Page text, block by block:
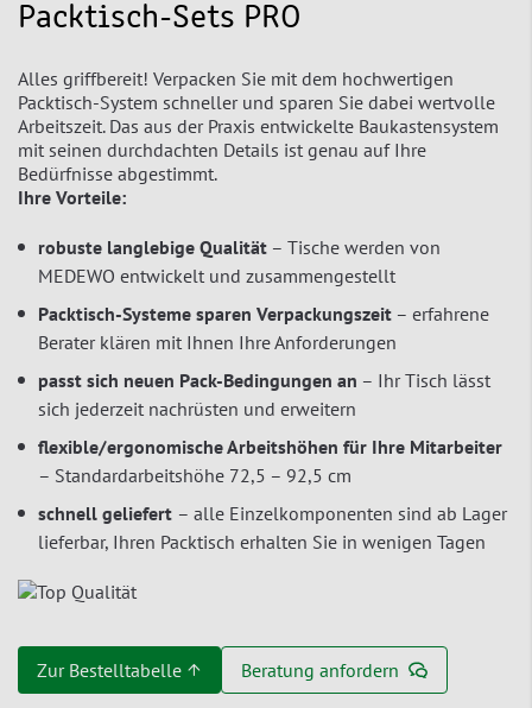
Packtisch-Sets PRO
Alles griffbereit! Verpacken Sie mit dem hochwertigen
Packtisch-System schneller und sparen Sie dabei wertvolle
Arbeitszeit. Das aus der Praxis entwickelte Baukastensystem
mit seinen durchdachten Details ist genau auf Ihre
Bedürfnisse abgestimmt.
Ihre Vorteile:
robuste langlebige Qualität – Tische werden von
MEDEWO entwickelt und zusammengestellt
Packtisch-Systeme sparen Verpackungszeit – erfahrene
Berater klären mit Ihnen Ihre Anforderungen
passt sich neuen Pack-Bedingungen an – Ihr Tisch lässt
sich jederzeit nachrüsten und erweitern
flexible/ergonomische Arbeitshöhen für Ihre Mitarbeiter
– Standardarbeitshöhe 72,5 – 92,5 cm
schnell geliefert – alle Einzelkomponenten sind ab Lager
lieferbar, Ihren Packtisch erhalten Sie in wenigen Tagen
Zur Bestelltabelle ↑ Beratung anfordern